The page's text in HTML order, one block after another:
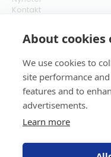
About cookies
We use cookies to
site performance
features and to
advertisements.
Learn more
Kontakt